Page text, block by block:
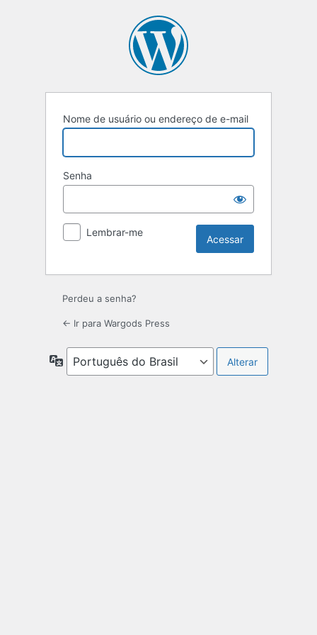
Nome de usuário ou endereço de e-mail
Senha
Lembrar-me
Perdeu a senha?
← Ir para Wargods Press
Idioma